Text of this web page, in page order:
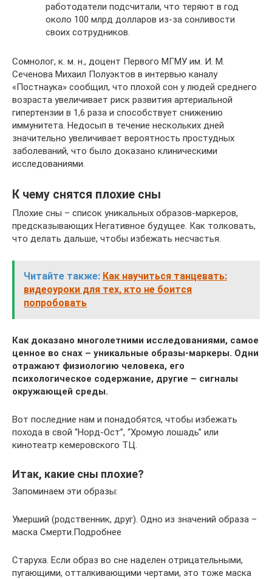
работодатели подсчитали, что теряют в год
около 100 млрд долларов из-за сонливости
своих сотрудников.
Сомнолог, к. м. н., доцент Первого МГМУ им. И. М.
Сеченова Михаил Полуэктов в интервью каналу
«Постнаука» сообщил, что плохой сон у людей среднего
возраста увеличивает риск развития артериальной
гипертензии в 1,6 раза и способствует снижению
иммунитета. Недосып в течение нескольких дней
значительно увеличивает вероятность простудных
заболеваний, что было доказано клиническими
исследованиями.
К чему снятся плохие сны
Плохие сны – список уникальных образов-маркеров,
предсказывающих Негативное будущее. Как толковать,
что делать дальше, чтобы избежать несчастья.
Читайте также: Как научиться танцевать:
видеоуроки для тех, кто не боится
попробовать
Как доказано многолетними исследованиями, самое
ценное во снах – уникальные образы-маркеры. Одни
отражают физиологию человека, его
психологическое содержание, другие – сигналы
окружающей среды.
Вот последние нам и понадобятся, чтобы избежать
похода в свой “Норд-Ост”, “Хромую лошадь” или
кинотеатр кемеровского ТЦ.
Итак, какие сны плохие?
Запоминаем эти образы:
Умерший (родственник, друг). Одно из значений образа –
маска Смерти.Подробнее
Старуха. Если образ во сне наделен отрицательными,
пугающими, отталкивающими чертами, это тоже маска